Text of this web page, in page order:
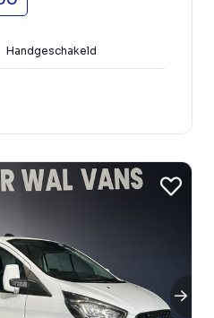
Handgeschakeld